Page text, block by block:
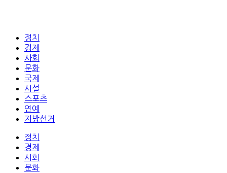
정치
경제
사회
문화
국제
사설
스포츠
연예
지방선거
정치
경제
사회
문화